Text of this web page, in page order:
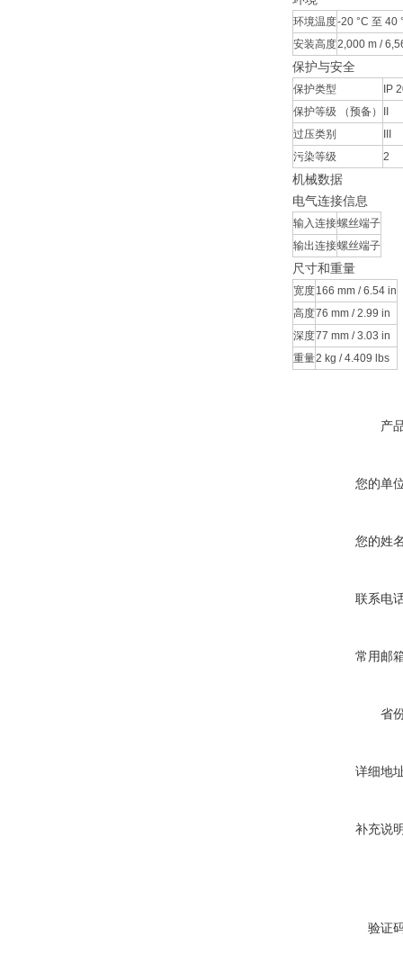
环境温度-20 °C 至 40
安装高度2,000 m /
保护与安全
保护类型
IP
保护等级 （预备）
过压类别
污染等级
2
机械数据
电气连接信息
输入连接螺丝端子
输出连接螺丝端子
尺寸和重量
宽度166 mm / 6.54 in
高度76 mm / 2.99 in
深度77 mm / 3.03 in
重量2 kg / 4.409 lbs
产
您的单
您的姓
联系电
常用邮
省
详细地
补充说
验证